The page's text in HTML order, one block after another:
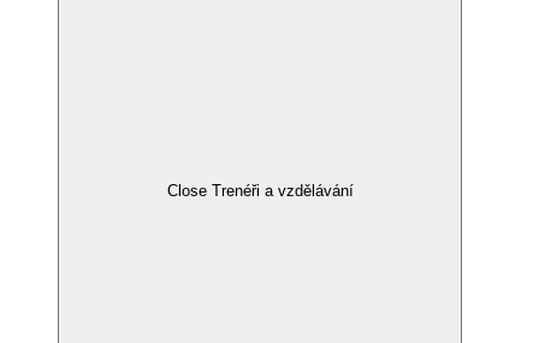
Close Trenéři a vzdělávání